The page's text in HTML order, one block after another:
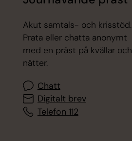
Akut samtals- och krisstöd.
Prata eller chatta anonymt
med en präst på kvällar och
nätter.
Chatt
Digitalt brev
Telefon 112